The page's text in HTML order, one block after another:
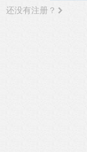
还没有注册？